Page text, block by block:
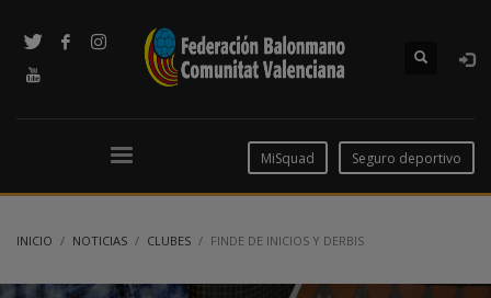
MiSquad Seguro deportivo
INICIO NOTICIAS CLUBES FINDE DE INICIOS Y DERBIS